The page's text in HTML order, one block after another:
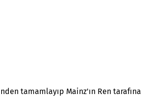
tamamlayıp Mainz'ın Ren tarafına